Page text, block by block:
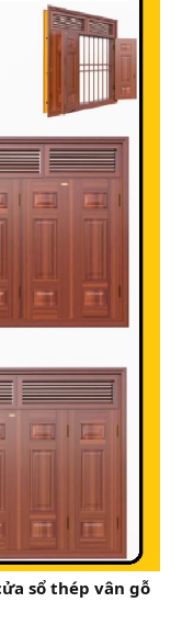
sổ thép vân gỗ